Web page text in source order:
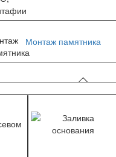
Монтаж памятника